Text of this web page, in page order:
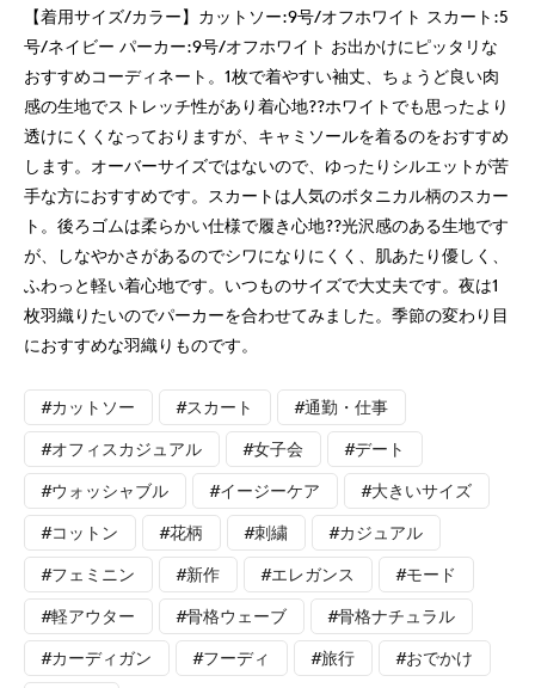
【着用サイズ/カラー】カットソー:9号/オフホワイト スカート:5
号/ネイビー パーカー:9号/オフホワイト お出かけにピッタリな
おすすめコーディネート。1枚で着やすい袖丈、ちょうど良い肉
感の生地でストレッチ性があり着心地??ホワイトでも思ったより
透けにくくなっておりますが、キャミソールを着るのをおすすめ
します。オーバーサイズではないので、ゆったりシルエットが苦
手な方におすすめです。スカートは人気のボタニカル柄のスカー
ト。後ろゴムは柔らかい仕様で履き心地??光沢感のある生地です
が、しなやかさがあるのでシワになりにくく、肌あたり優しく、
ふわっと軽い着心地です。いつものサイズで大丈夫です。夜は1
枚羽織りたいのでパーカーを合わせてみました。季節の変わり目
におすすめな羽織りものです。
#カットソー #スカート #通勤・仕事
#オフィスカジュアル #女子会 #デート
#ウォッシャブル #イージーケア #大きいサイズ
#コットン #花柄 #刺繍 #カジュアル
#フェミニン #新作 #エレガンス #モード
#軽アウター #骨格ウェーブ #骨格ナチュラル
#カーディガン #フーディ #旅行 #おでかけ